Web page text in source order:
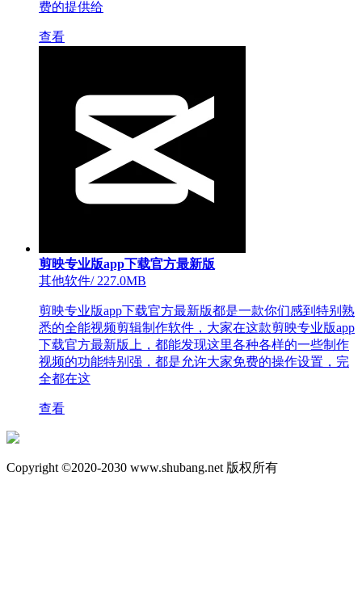
费的提供给
查看
剪映专业版app下载官方最新版
其他软件/227.0MB
剪映专业版app下载官方最新版都是一款你们感到特别熟
悉的全能视频剪辑制作软件，大家在这款剪映专业版app
下载官方最新版上，都能发现这里各种各样的一些制作
视频的功能特别强，都是允许大家免费的操作设置，完
全都在这
查看
Copyright ©2020-2030 www.shubang.net 版权所有